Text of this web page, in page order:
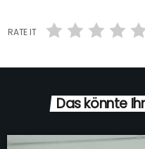
RATE IT
Das könnte